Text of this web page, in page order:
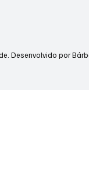
Desenvolvido por